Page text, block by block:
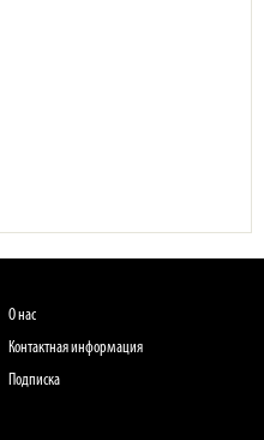
О нас
Контактная информация
Подписка